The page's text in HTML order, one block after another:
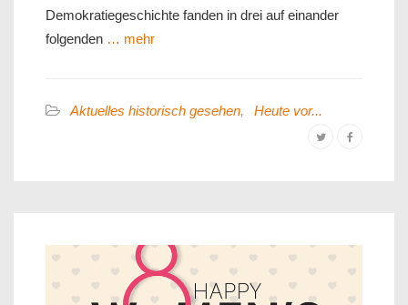
Demokratiegeschichte fanden in drei auf einander
folgenden … mehr
Aktuelles historisch gesehen, Heute vor...